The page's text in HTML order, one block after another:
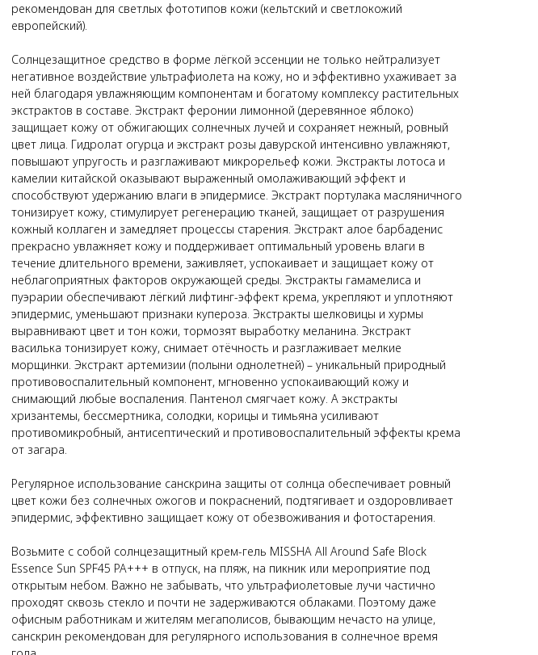
рекомендован для светлых фототипов кожи (кельтский и светлокожий
европейский).
Солнцезащитное средство в форме лёгкой эссенции не только нейтрализует
негативное воздействие ультрафиолета на кожу, но и эффективно ухаживает за
ней благодаря увлажняющим компонентам и богатому комплексу растительных
экстрактов в составе. Экстракт феронии лимонной (деревянное яблоко)
защищает кожу от обжигающих солнечных лучей и сохраняет нежный, ровный
цвет лица. Гидролат огурца и экстракт розы давурской интенсивно увлажняют,
повышают упругость и разглаживают микрорельеф кожи. Экстракты лотоса и
камелии китайской оказывают выраженный омолаживающий эффект и
способствуют удержанию влаги в эпидермисе. Экстракт портулака масляничного
тонизирует кожу, стимулирует регенерацию тканей, защищает от разрушения
кожный коллаген и замедляет процессы старения. Экстракт алое барбаденис
прекрасно увлажняет кожу и поддерживает оптимальный уровень влаги в
течение длительного времени, заживляет, успокаивает и защищает кожу от
неблагоприятных факторов окружающей среды. Экстракты гамамелиса и
пуэрарии обеспечивают лёгкий лифтинг-эффект крема, укрепляют и уплотняют
эпидермис, уменьшают признаки купероза. Экстракты шелковицы и хурмы
выравнивают цвет и тон кожи, тормозят выработку меланина. Экстракт
василька тонизирует кожу, снимает отёчность и разглаживает мелкие
морщинки. Экстракт артемизии (полыни однолетней) – уникальный природный
противовоспалительный компонент, мгновенно успокаивающий кожу и
снимающий любые воспаления. Пантенол смягчает кожу. А экстракты
хризантемы, бессмертника, солодки, корицы и тимьяна усиливают
противомикробный, антисептический и противовоспалительный эффекты крема
от загара.
Регулярное использование санскрина защиты от солнца обеспечивает ровный
цвет кожи без солнечных ожогов и покраснений, подтягивает и оздоровливает
эпидермис, эффективно защищает кожу от обезвоживания и фотостарения.
Возьмите с собой солнцезащитный крем-гель MISSHA All Around Safe Block
Essence Sun SPF45 PA+++ в отпуск, на пляж, на пикник или мероприятие под
открытым небом. Важно не забывать, что ультрафиолетовые лучи частично
проходят сквозь стекло и почти не задерживаются облаками. Поэтому даже
офисным работникам и жителям мегаполисов, бывающим нечасто на улице,
санскрин рекомендован для регулярного использования в солнечное время